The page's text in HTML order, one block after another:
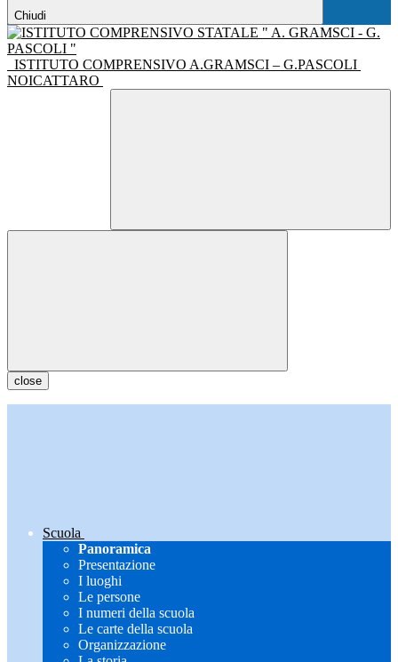
Chiudi
ISTITUTO COMPRENSIVO A.GRAMSCI – G.PASCOLI
NOICATTARO
close
Scuola
Panoramica
Presentazione
I luoghi
Le persone
I numeri della scuola
Le carte della scuola
Organizzazione